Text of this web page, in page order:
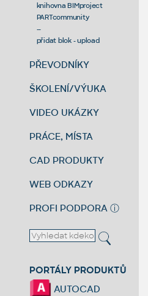
knihovna BIMproject
PARTcommunity
--
přidat blok - upload
PŘEVODNÍKY
ŠKOLENÍ/VÝUKA
VIDEO UKÁZKY
PRÁCE, MÍSTA
CAD PRODUKTY
WEB ODKAZY
PROFI PODPORA ⓘ
PORTÁLY PRODUKTŮ
AUTOCAD